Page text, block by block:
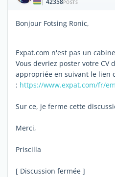
POSTS
Bonjour Fotsing Ronic,
Expat.com n'est pas un
Vous devriez poster votre CV
appropriée en suivant le lien
: https://www.expat.com/fr/
Sur ce, je ferme cette
Merci,
Priscilla
[ Discussion fermée ]